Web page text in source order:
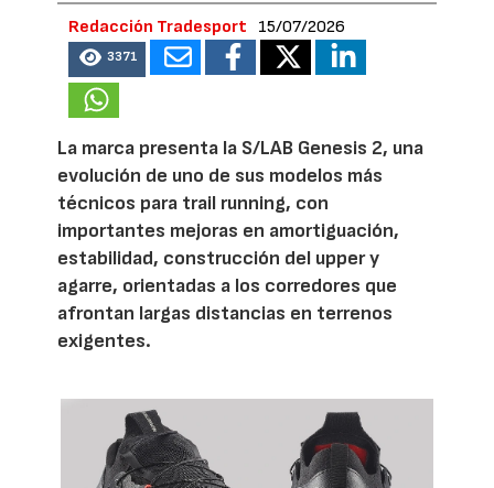
Redacción Tradesport 15/07/2026
3371
La marca presenta la S/LAB Genesis 2, una
evolución de uno de sus modelos más
técnicos para trail running, con
importantes mejoras en amortiguación,
estabilidad, construcción del upper y
agarre, orientadas a los corredores que
afrontan largas distancias en terrenos
exigentes.